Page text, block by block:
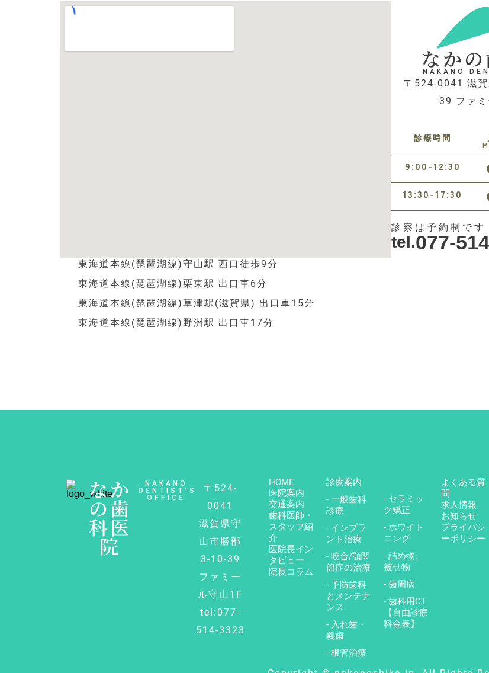
東海道本線(琵琶湖線)守山駅 西口徒歩9分
東海道本線(琵琶湖線)栗東駅 出口車6分
東海道本線(琵琶湖線)草津駅(滋賀県) 出口車15分
東海道本線(琵琶湖線)野洲駅 出口車17分
なか
NAKANO
〒524-0041 滋
39 ファ
診療時間
9:00-12:30
13:30-17:30
診察は予約制です
tel.077-
なか
の歯
科医
院
NAKANO
DENTIST’S
OFFICE
〒524-
0041
滋賀県守
山市勝部
3-10-39
ファミー
ル守山1F
tel:077-
514-3323
HOME
医院案内
交通案内
歯科医師・
スタッフ紹
介
医院長イン
タビュー
院長コラム
診療案内
- 一般歯科
診療
- インプラ
ント治療
- 咬合/顎関
節症の治療
- 予防歯科
とメンテナ
ンス
- 入れ歯・
義歯
- 根管治療
- セラミッ
ク矯正
- ホワイト
ニング
- 詰め物、
被せ物
- 歯周病
- 歯科用CT
【自由診療
料金表】
よくある質
問
求人情報
お知らせ
プライバシ
ーポリシー